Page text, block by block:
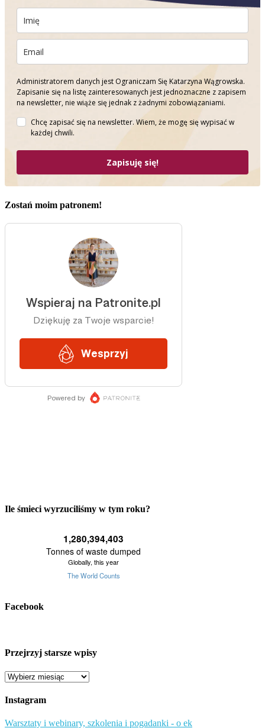
Administratorem danych jest Ograniczam Się Katarzyna Wągrowska.
Zapisanie się na listę zainteresowanych jest jednoznaczne z zapisem
na newsletter, nie wiąże się jednak z żadnymi zobowiązaniami.
Chcę zapisać się na newsletter. Wiem, że mogę się wypisać w
każdej chwili.
Zapisuję się!
Zostań moim patronem!
Ile śmieci wyrzuciliśmy w tym roku?
Facebook
Przejrzyj starsze wpisy
Przejrzyj
wpisy
Instagram
Warsztaty i webinary, szkolenia i pogadanki - o ek